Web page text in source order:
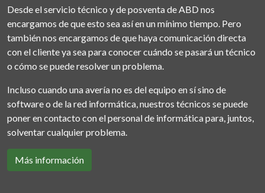
Desde el servicio técnico y de posventa de ABD nos
encargamos de que esto sea así en un mínimo tiempo. Pero
también nos encargamos de que haya comunicación directa
con el cliente ya sea para conocer cuándo se pasará un técnico
o cómo se puede resolver un problema.
Incluso cuando una avería no es del equipo en sí sino de
software o de la red informática, nuestros técnicos se puede
poner en contacto con el personal de informática para, juntos,
solventar cualquier problema.
Más información